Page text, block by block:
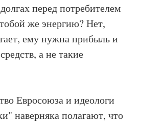
перед потребителем
же энергию? Нет,
ему нужна прибыль и
а не такие
Евросоюза и идеологи
наверняка полагают, что